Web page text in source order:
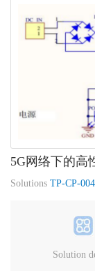
5G网络下的高
Solutions TP-CP-
Solution